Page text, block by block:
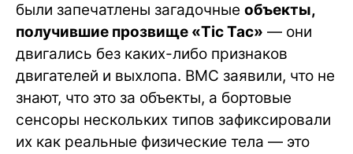
были запечатлены загадочные объекты,
получившие прозвище «Tic Tac» — они
двигались без каких-либо признаков
двигателей и выхлопа. ВМС заявили, что не
знают, что это за объекты, а бортовые
сенсоры нескольких типов зафиксировали
их как реальные физические тела — это